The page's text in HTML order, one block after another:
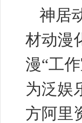
神居
材动漫
漫“工
为泛娱
方阿里